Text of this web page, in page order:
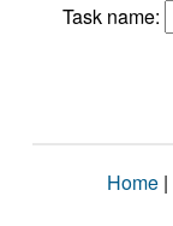
Task name:
Home |